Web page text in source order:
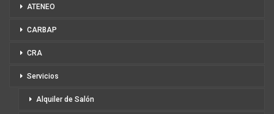
ATENEO
CARBAP
CRA
Servicios
Alquiler de Salón